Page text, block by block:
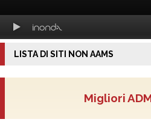
LISTA DI SITI NON AAMS
Migliori